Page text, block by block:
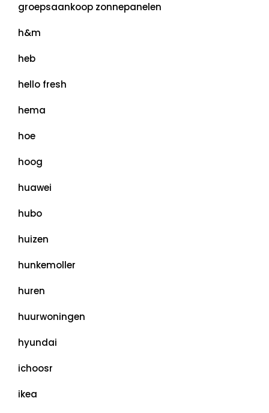
groepsaankoop zonnepanelen
h&m
heb
hello fresh
hema
hoe
hoog
huawei
hubo
huizen
hunkemoller
huren
huurwoningen
hyundai
ichoosr
ikea